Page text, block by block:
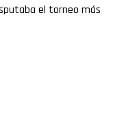
el torneo más